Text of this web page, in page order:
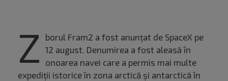
Z
borul Fram2 a fost anunțat de SpaceX pe
12 august. Denumirea a fost aleasă în
onoarea navei care a permis mai multe
expediții istorice în zona arctică și antarctică în